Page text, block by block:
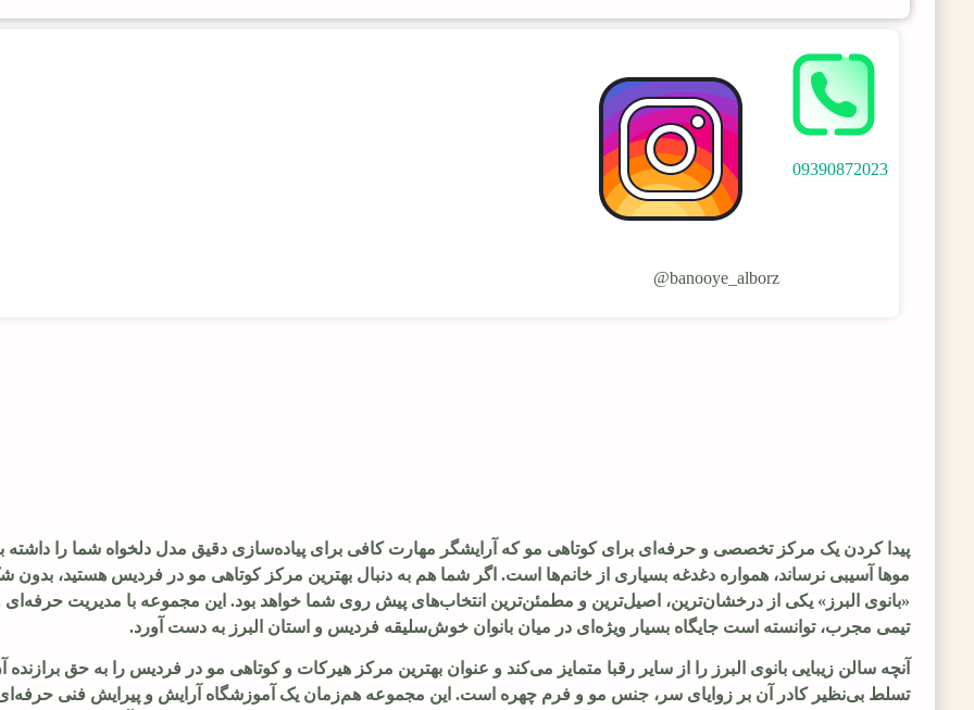
09390872023
banooye_alborz@
پیدا کردن یک مرکز تخصصی و حرفه‌ای برای کوتاهی مو که آرایشگر مهارت کافی برای پیاده‌سازی دقیق مدل دلخواه شما را داشته
موها آسیبی نرساند، همواره دغدغه بسیاری از خانم‌ها است. اگر شما هم به دنبال بهترین مرکز کوتاهی مو در فردیس هستید، بدون
«بانوی البرز» یکی از درخشان‌ترین، اصیل‌ترین و مطمئن‌ترین انتخاب‌های پیش روی شما خواهد بود. این مجموعه با مدیریت حرفه‌ای
تیمی مجرب، توانسته است جایگاه بسیار ویژه‌ای در میان بانوان خوش‌سلیقه فردیس و استان البرز به دست آورد.
آنچه سالن زیبایی بانوی البرز را از سایر رقبا متمایز می‌کند و عنوان بهترین مرکز هیرکات و کوتاهی مو در فردیس را به حق
تسلط بی‌نظیر کادر آن بر زوایای سر، جنس مو و فرم چهره است. این مجموعه هم‌زمان یک آموزشگاه آرایش و پیرایش فنی حرفه‌ای